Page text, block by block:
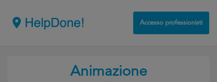
Accesso professionisti
Animazione